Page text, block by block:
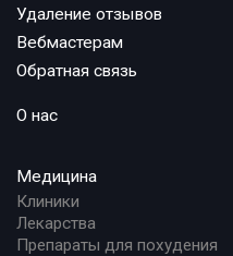
Удаление отзывов
Вебмастерам
Обратная связь
О нас
Медицина
Клиники
Лекарства
Препараты для похудения